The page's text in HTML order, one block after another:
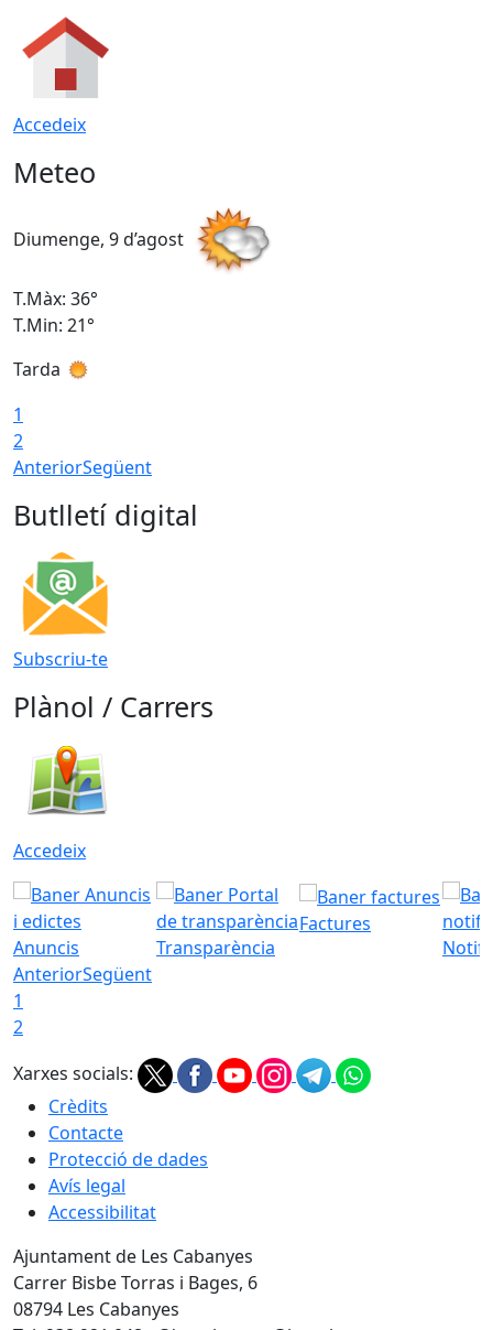
Accedeix
Meteo
Diumenge, 9 d’agost
T.Màx: 36°
T.Min: 21°
Tarda
1
2
AnteriorSegüent
Butlletí digital
Subscriu-te
Plànol / Carrers
Accedeix
Anuncis Transparència
Factures
AnteriorSegüent
1
2
Xarxes socials:
Crèdits
Contacte
Protecció de dades
Avís legal
Accessibilitat
Ajuntament de Les Cabanyes
Carrer Bisbe Torras i Bages, 6
08794 Les Cabanyes